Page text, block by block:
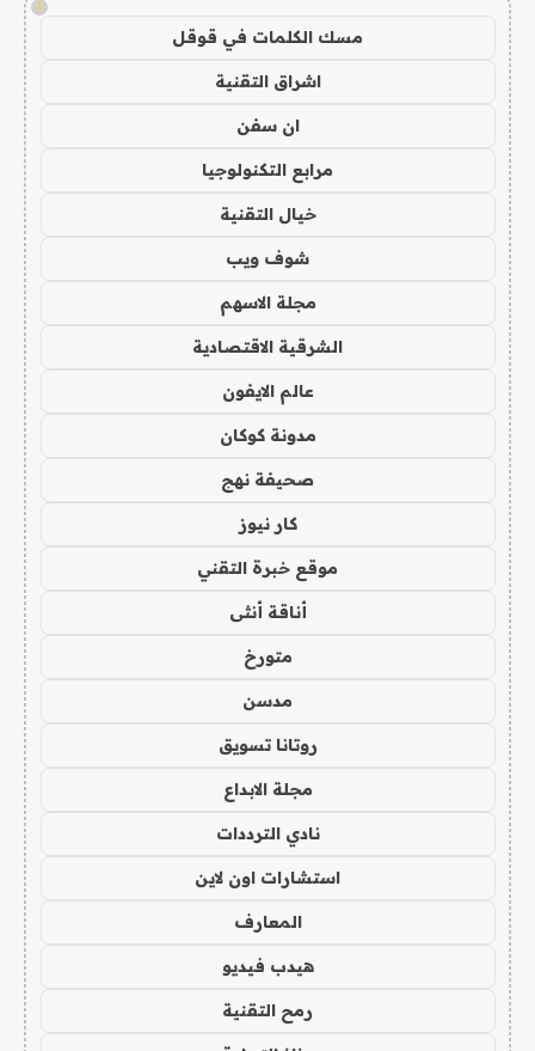
!
مسك الكلمات في قوقل
اشراق التقنية
ان سفن
مرابع التكنولوجيا
خيال التقنية
شوف ويب
مجلة الاسهم
الشرقية الاقتصادية
عالم الايفون
مدونة كوكان
صحيفة نهج
كار نيوز
موقع خبرة التقني
أناقة أنثى
متورخ
مدسن
روتانا تسويق
مجلة الابداع
نادي الترددات
استشارات اون لاين
المعارف
هيدب فيديو
رمح التقنية